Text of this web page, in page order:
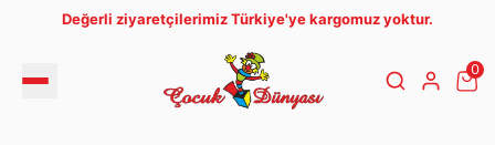
Değerli ziyaretçilerimiz Türkiye'ye kargomuz yoktur.
0